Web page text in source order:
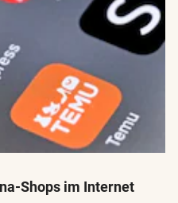
Shops im Internet